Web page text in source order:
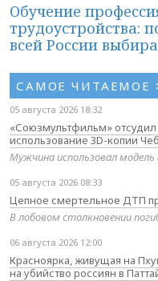
Обучение
трудоустройства:
всей России
САМОЕ ЧИТАЕМОЕ
05 августа 2026 18:32
«Союзмультфильм» отсудил
использование 3D-копии
Мужчина использовал модель
05 августа 2026 08:33
Цепное смертельное ДТП
В лобовом столкновении
06 августа 2026 12:00
Красноярка, живущая на
на убийство россиян в